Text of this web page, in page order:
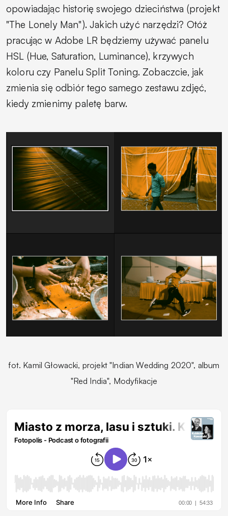
opowiadając historię swojego dzieciństwa (projekt
"The Lonely Man"). Jakich użyć narzędzi? Otóż
pracując w Adobe LR będziemy używać panelu
HSL (Hue, Saturation, Luminance), krzywych
koloru czy Panelu Split Toning. Zobaczcie, jak
zmienia się odbiór tego samego zestawu zdjęć,
kiedy zmienimy paletę barw.
fot. Kamil Głowacki, projekt "Indian Wedding 2020", album
"Red India", Modyfikacje